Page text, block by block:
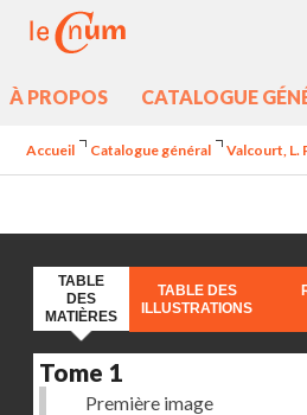
À PROPOS CATALOGUE
Accueil Catalogue général Valcourt, L.
TABLE
DES
MATIÈRES
TABLE DES
ILLUSTRATIONS
Tome 1
Première image